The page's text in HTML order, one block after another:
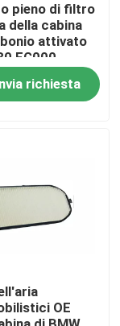
pieno di filtro
della cabina
attivato
FG000
richiesta
OE